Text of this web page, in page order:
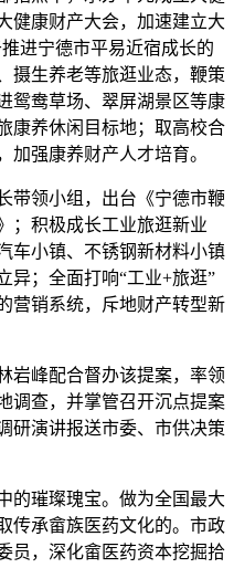
健康财产大会，加速建立大
进宁德市平易近宿成长的
摄生养老等旅逛业态，鞭策
鸳鸯草场、翠屏湖景区等康
康养休闲目标地；取高校合
加强康养财产人才培育。
领小组，出台《宁德市鞭
；积极成长工业旅逛新业
车小镇、不锈钢新材料小镇
异；全面打响“工业+旅逛”
营销系统，斥地财产转型新
峰配合督办该提案，率领
调查，并掌管召开沉点提案
研演讲报送市委、市供决策
璀璨瑰宝。做为全国最大
传承畲族医药文化的。市政
员，深化畲医药资本挖掘拾